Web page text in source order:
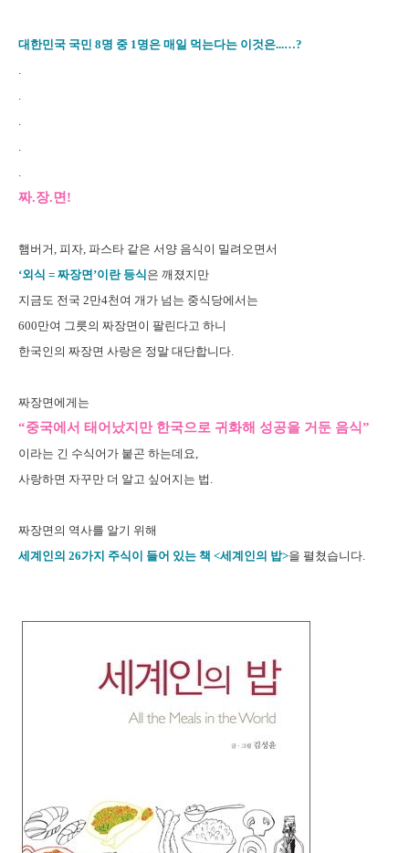
대한민국 국민 8명 중 1명은 매일 먹는다는 이것은...…?
.
.
.
.
.
짜.장.면!
햄버거, 피자, 파스타 같은 서양 음식이 밀려오면서
‘외식 = 짜장면’이란 등식은 깨졌지만
지금도 전국 2만4천여 개가 넘는 중식당에서는
600만여 그릇의 짜장면이 팔린다고 하니
한국인의 짜장면 사랑은 정말 대단합니다.
짜장면에게는
“중국에서 태어났지만 한국으로 귀화해 성공을 거둔 음식”
이라는 긴 수식어가 붙곤 하는데요,
사랑하면 자꾸만 더 알고 싶어지는 법.
짜장면의 역사를 알기 위해
세계인의 26가지 주식이 들어 있는 책 <세계인의 밥>을 펼쳤습니다.